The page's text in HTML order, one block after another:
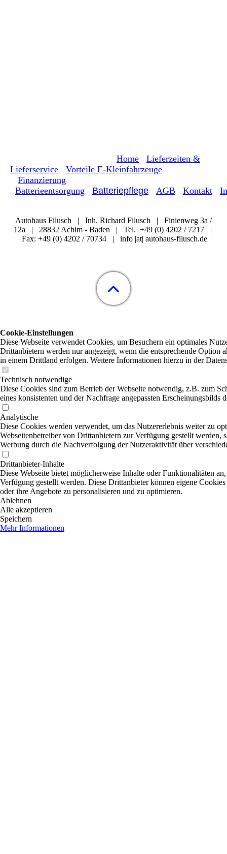
Home
Lieferzeiten &
Lieferservice
Vorteile E-Kleinfahrzeuge
Finanzierung
Batterieentsorgung
Batteriepflege AGB Kontakt
Autohaus Filusch | Inh. Richard Filusch | Finienweg 3a /
12a | 28832 Achim - Baden | Tel. +49 (0) 4202 / 7217 |
Fax: +49 (0) 4202 / 70734 | info |at| autohaus-filusch.de
Cookie-Einstellungen
Diese Webseite verwendet Cookies, um Besuchern ein optimales
Drittanbietern werden nur angezeigt, wenn die entsprechende Option
in einem Drittland erfolgen. Weitere Informationen hierzu in der
Technisch notwendige
Diese Cookies sind zum Betrieb der Webseite notwendig, z.B. zum
eines konsistenten und der Nachfrage angepassten Erscheinungsbilds
Analytische
Diese Cookies werden verwendet, um das Nutzererlebnis weiter zu
Webseitenbetreiber von Drittanbietern zur Verfügung gestellt werden,
Werbung durch die Nachverfolgung der Nutzeraktivität über
Drittanbieter-Inhalte
Diese Webseite bietet möglicherweise Inhalte oder Funktionalitäten
Verfügung gestellt werden. Diese Drittanbieter können eigene
oder ihre Angebote zu personalisieren und zu optimieren.
Ablehnen
Alle akzeptieren
Speichern
Mehr Informationen